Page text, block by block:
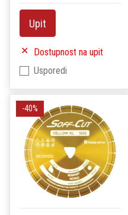
Upit
Dostupnost na upit
Usporedi
-40%